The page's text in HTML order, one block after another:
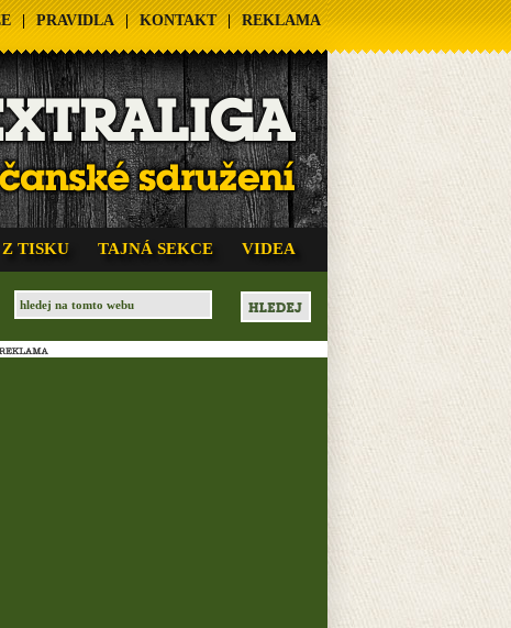
| PRAVIDLA | KONTAKT | REKLAMA
Z TISKU TAJNÁ SEKCE
VIDEA